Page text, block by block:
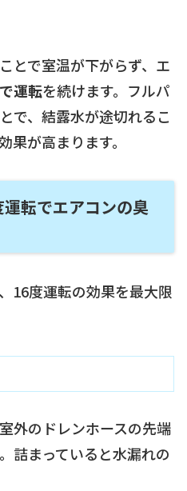
とで室温が下がらず、エ
運転を続けます。フルパ
で、結露水が途切れるこ
果が高まります。
運転でエアコンの臭
16度運転の効果を最大限
室外のドレンホースの先端
詰まっていると水漏れの